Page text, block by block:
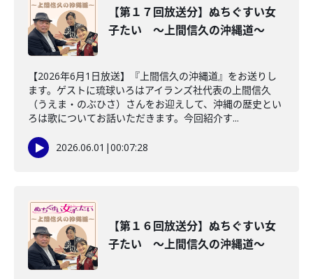
【第１７回放送分】ぬちぐすい女
子たい ～上間信久の沖縄道～
【2026年6月1日放送】『上間信久の沖縄道』をお送りし
ます。ゲストに琉球いろはアイランズ社代表の上間信久
（うえま・のぶひさ）さんをお迎えして、沖縄の歴史とい
ろは歌についてお話いただきます。今回紹介す...
2026.06.01 |00:07:28
【第１６回放送分】ぬちぐすい女
子たい ～上間信久の沖縄道～